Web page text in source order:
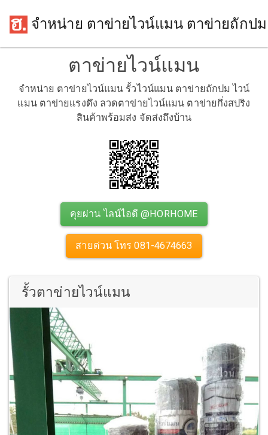
จำหน่าย ตาข่ายไวน์แมน ตาข่ายถักปม
ตาข่ายไวน์แมน
จำหน่าย ตาข่ายไวน์แมน รั้วไวน์แมน ตาข่ายถักปม ไวน์
แมน ตาข่ายแรงดึง ลวดตาข่ายไวน์แมน ตาข่ายกึ่งสปริง
สินค้าพร้อมส่ง จัดส่งถึงบ้าน
คุยผ่าน ไลน์ไอดี @HORHOME
สายด่วน โทร 081-4674663
รั้วตาข่ายไวน์แมน